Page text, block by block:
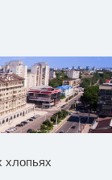
хлопьях